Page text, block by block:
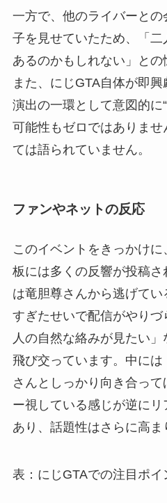
一方で、他のライバーと
子を見せていたため、「
あるのかもしれない」との
また、にじGTA自体が即興
演出の一環として意図的に
可能性もゼロではありま
ては語られていません。
ファンやネットの反応
このイベントをきっかけ
板には多くの反響が投稿
は竜胆尊さんから逃げて
すぎたせいで配信がやり
人の自然な絡みが見たい
飛び交っています。中に
さんとしっかり向き合っ
ー視している感じが逆に
あり、話題性はさらに高ま
表：にじGTAでの注目ポイ